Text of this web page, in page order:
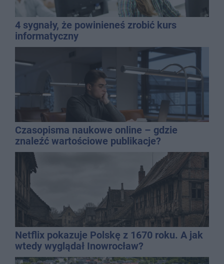
4 sygnały, że powinieneś zrobić kurs
informatyczny
Czasopisma naukowe online – gdzie
znaleźć wartościowe publikacje?
Netflix pokazuje Polskę z 1670 roku. A jak
wtedy wyglądał Inowrocław?